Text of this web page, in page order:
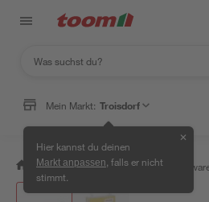
Mein Markt: Troisdorf
Hier kannst du deinen
Markt anpassen , falls er nicht
stimmt.
✕
/ Werkstatt & Maschinen /